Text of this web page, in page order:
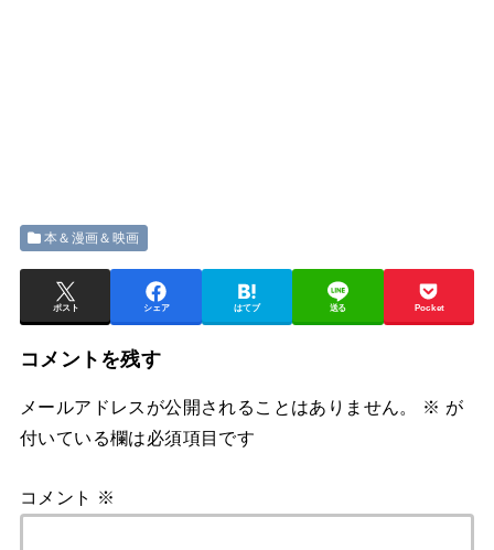
本＆漫画＆映画
ポスト シェア はてブ 送る Pocket
コメントを残す
メールアドレスが公開されることはありません。 ※ が
付いている欄は必須項目です
コメント ※